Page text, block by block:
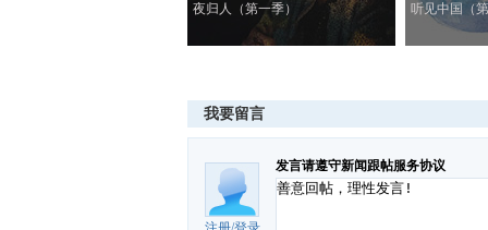
夜归人（第一季） 听见中国（
我要留言
发言请遵守新闻跟帖服务协议